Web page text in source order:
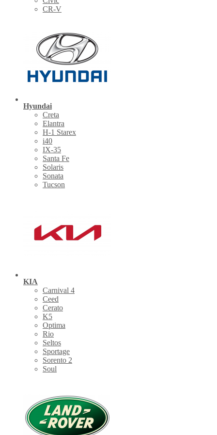
CR-V
Hyundai
Creta
Elantra
H-1 Starex
i40
IX-35
Santa Fe
Solaris
Sonata
Tucson
KIA
Carnival 4
Ceed
Cerato
K5
Optima
Rio
Seltos
Sportage
Sorento 2
Soul